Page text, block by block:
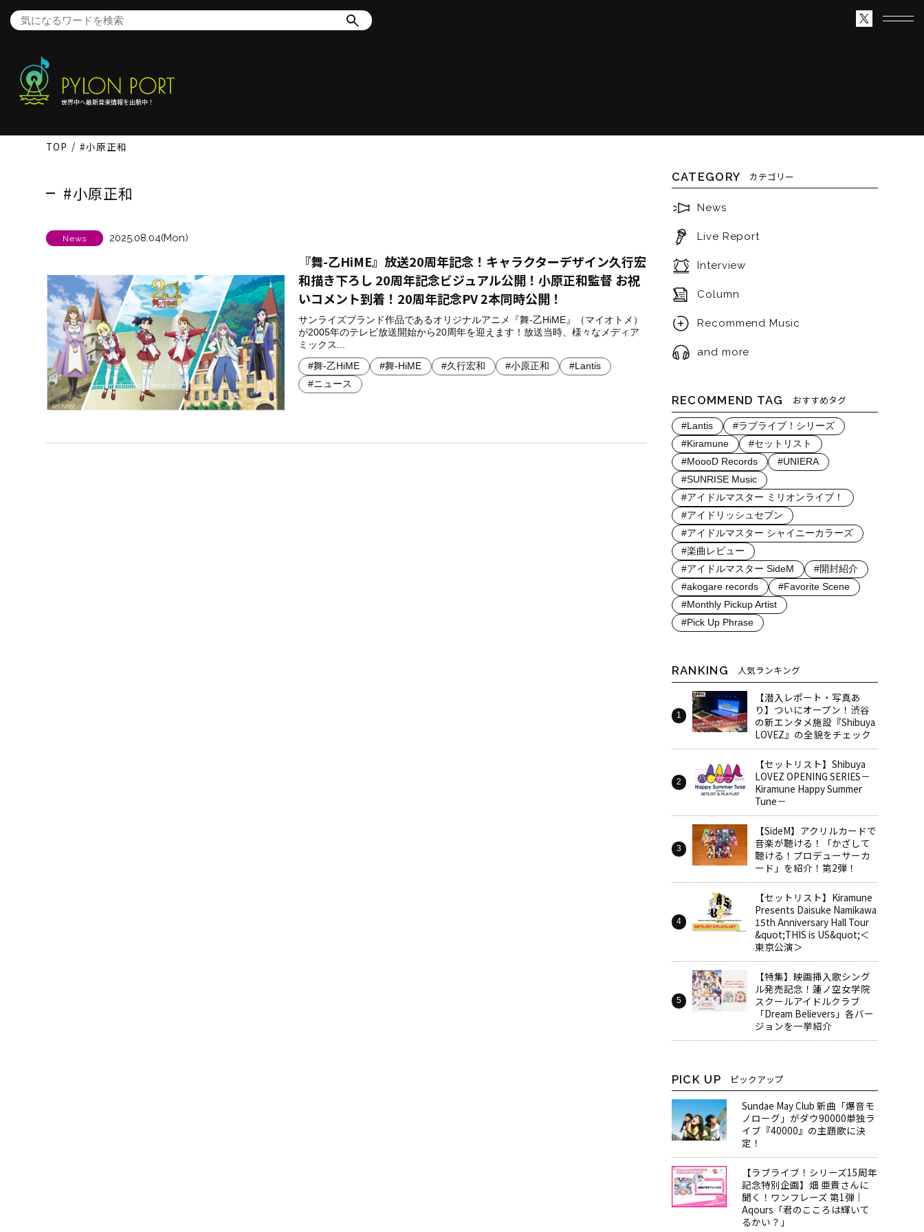
世界中へ最新音楽情報を出航中！
TOP #小原正和
#小原正和
News 2025.08.04(Mon)
『舞-乙HiME』放送20周年記念！キャラクターデザイン久行宏
和描き下ろし 20周年記念ビジュアル公開！小原正和監督 お祝
いコメント到着！20周年記念PV 2本同時公開！
サンライズブランド作品であるオリジナルアニメ『舞-乙HiME』（マイオトメ）
が2005年のテレビ放送開始から20周年を迎えます！ 放送当時、様々なメディア
ミックス...
#舞-乙HiME #舞-HiME #久行宏和 #小原正和
#Lantis
#ニュース
CATEGORY カテゴリー
News
Live Report
Interview
Column
Recommend Music
and more
RECOMMEND TAG おすすめタグ
#Lantis
#ラブライブ！シリーズ
#Kiramune
#セットリスト
#MoooD Records
#UNIERA
#SUNRISE Music
#アイドルマスター ミリオンライブ！
#アイドリッシュセブン
#アイドルマスター シャイニーカラーズ
#楽曲レビュー
#アイドルマスター SideM
#開封紹介
#akogare records
#Favorite Scene
#Monthly Pickup Artist
#Pick Up Phrase
RANKING 人気ランキング
【潜入レポート・写真あ
り】ついにオープン！渋谷
の新エンタメ施設『Shibuya
LOVEZ』の全貌をチェック
【セットリスト】Shibuya
LOVEZ OPENING SERIES－
Kiramune Happy Summer
Tune－
【SideM】アクリルカードで
音楽が聴ける！「かざして
聴ける！プロデューサーカ
ード」を紹介！第2弾！
【セットリスト】Kiramune
Presents Daisuke Namikawa
15th Anniversary Hall Tour
&quot;THIS is US&quot;＜
東京公演＞
【特集】映画挿入歌シング
ル発売記念！蓮ノ空女学院
スクールアイドルクラブ
「Dream Believers」各バー
ジョンを一挙紹介
PICK UP ピックアップ
Sundae May Club 新曲「爆音モ
ノローグ」がダウ90000単独ラ
イブ『40000』の主題歌に決
定！
【ラブライブ！シリーズ15周年
記念特別企画】畑 亜貴さんに
聞く！ワンフレーズ 第1弾｜
Aqours「君のこころは輝いて
るかい？」